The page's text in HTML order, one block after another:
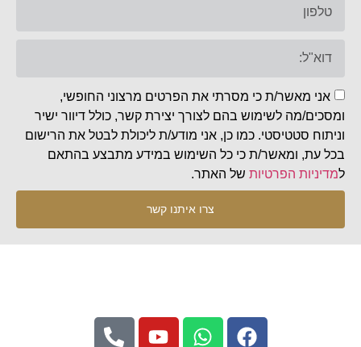
אני מאשר/ת כי מסרתי את הפרטים מרצוני החופשי,
ומסכים/מה לשימוש בהם לצורך יצירת קשר, כולל דיוור ישיר
וניתוח סטטיסטי. כמו כן, אני מודע/ת ליכולת לבטל את הרישום
בכל עת, ומאשר/ת כי כל השימוש במידע מתבצע בהתאם
למדיניות הפרטיות של האתר.
צרו איתנו קשר